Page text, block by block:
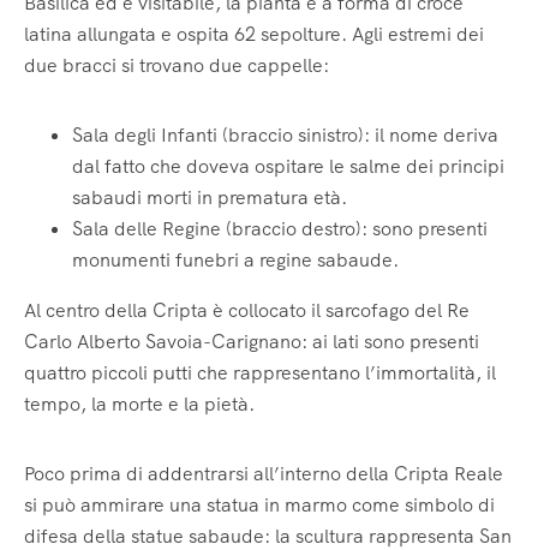
latina allungata e ospita 62 sepolture. Agli estremi dei
due bracci si trovano due cappelle:
Sala degli Infanti (braccio sinistro): il nome deriva
dal fatto che doveva ospitare le salme dei principi
sabaudi morti in prematura età.
Sala delle Regine (braccio destro): sono presenti
monumenti funebri a regine sabaude.
Al centro della Cripta è collocato il sarcofago del Re
Carlo Alberto Savoia-Carignano: ai lati sono presenti
quattro piccoli putti che rappresentano l’immortalità, il
tempo, la morte e la pietà.
Poco prima di addentrarsi all’interno della Cripta Reale
si può ammirare una statua in marmo come simbolo di
difesa della statue sabaude: la scultura rappresenta San